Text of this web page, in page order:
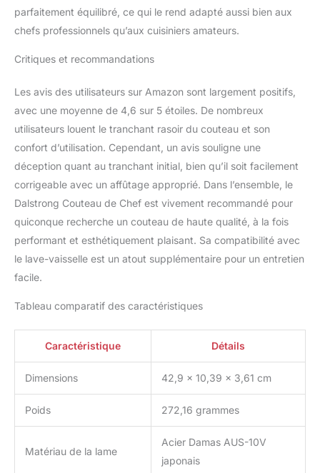
lisse de la butterie et des
propriétés améliorées de
de chef conçu à la
ultra-premium avec une
durabilité à vie. Polie à la
ergonomique de la
poignée est conçue pour
un contrôle, une agilité et
un confort supérieurs,
vertébrale de la lame est
lisse pour une «prise de
pincement» naturelle. La
largeur de la lame de 55
articulations. Découvrez
pourquoi des milliers de
chefs professionnels,
boulangers, fabricants
de pain, propriétaires de
stands de fruits et
aiment et font confiance
DIFFERENCE. GARANTIE
DE REMBOURSEMENT À
parfaitement équilibré, ce qui le rend adapté aussi bien aux
chefs professionnels qu’aux cuisiniers amateurs.
Critiques et recommandations
Les avis des utilisateurs sur Amazon sont largement positifs,
avec une moyenne de 4,6 sur 5 étoiles. De nombreux
utilisateurs louent le tranchant rasoir du couteau et son
confort d’utilisation. Cependant, un avis souligne une
déception quant au tranchant initial, bien qu’il soit facilement
corrigeable avec un affûtage approprié. Dans l’ensemble, le
Dalstrong Couteau de Chef est vivement recommandé pour
quiconque recherche un couteau de haute qualité, à la fois
performant et esthétiquement plaisant. Sa compatibilité avec
le lave-vaisselle est un atout supplémentaire pour un entretien
facile.
Tableau comparatif des caractéristiques
Caractéristique Détails
Dimensions 42,9 x 10,39 x 3,61 cm
Poids 272,16 grammes
Matériau de la lame
Acier Damas AUS-10V
japonais